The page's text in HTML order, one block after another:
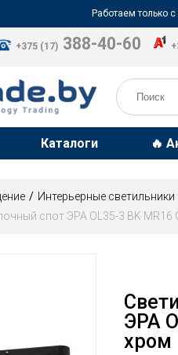
Работаем только
+375 (17) 388-40-60
Каталоги 🔥
Интерьерные светильники
спот ЭРА OL35-3 BK MR16
ЭРА
хром